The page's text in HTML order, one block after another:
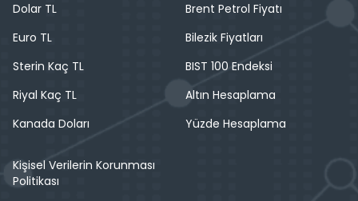
Dolar TL
Euro TL
Sterin Kaç TL
Riyal Kaç TL
Kanada Doları
Brent Petrol Fiyatı
Bilezik Fiyatları
BIST 100 Endeksi
Altın Hesaplama
Yüzde Hesaplama
Kişisel Verilerin Korunması
Politikası